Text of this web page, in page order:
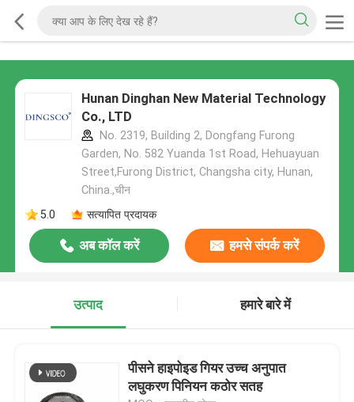
Hunan Dinghan New Material Technology
Co., LTD
No. 2319, Building 2, Dongfang Furong
Garden, No. 582 Yuanda 1st Road, Hehuayuan
Street,Furong District, Changsha city, Hunan,
China.,चीन
5.0
सत्यापित प्रदायक
अब कॉल करें हमसे संपर्क करें
उत्पाद हमारे बारे में
पीसने हाइपोइड गियर उच्च अनुपात
लघुकरण पिनियन कठोर सतह